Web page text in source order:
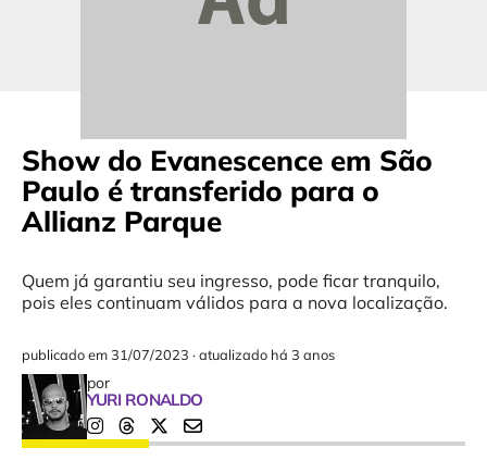
Show do Evanescence em São
Paulo é transferido para o
Allianz Parque
Quem já garantiu seu ingresso, pode ficar tranquilo,
pois eles continuam válidos para a nova localização.
publicado em31/07/2023 ·atualizado há 3 anos
por
YURI RONALDO